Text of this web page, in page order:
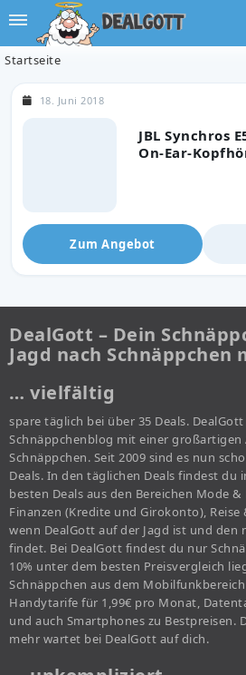
Startseite
JBL Synchros
On-Ear-
18. Juni 2018
Zum Angebot
DealGott – Dein
Jagd nach
… vielfältig
spare täglich bei über 35 Deals.
Schnäppchenblog mit einer großartigen
Schnäppchen. Seit 2009 sind es nun
Deals. In den täglichen Deals findest du
besten Deals aus den Bereichen Mode
Finanzen (Kredite und Girokonto), Reise
wenn DealGott auf der Jagd ist und den
findet. Bei DealGott findest du nur
10% unter dem besten Preisvergleich
Schnäppchen aus dem
Handytarife für 1,99€ pro Monat,
und auch Smartphones zu Bestpreisen.
mehr wartet bei DealGott auf dich.